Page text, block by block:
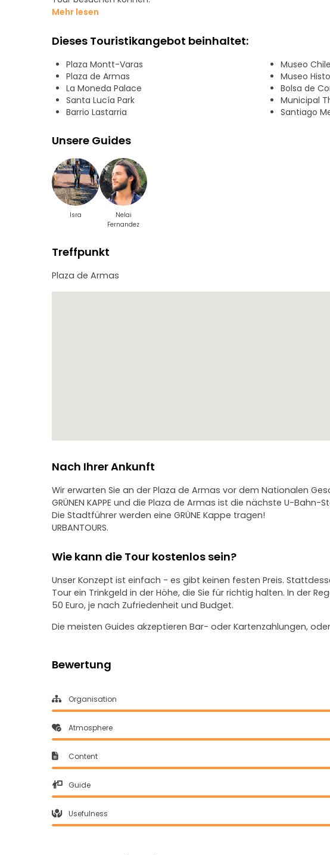
Mehr lesen
Dieses Touristikangebot beinhaltet:
Plaza Montt-Varas
Museo
Plaza de Armas
Museo
La Moneda Palace
Bolsa de
Santa Lucía Park
Municipal
Barrio Lastarria
Santiago
Unsere Guides
Isra
Nelai
Fernandez
Treffpunkt
Plaza de Armas
Nach Ihrer Ankunft
Wir erwarten Sie an der Plaza de Armas vor dem Nationalen
GRÜNEN KAPPE und die Plaza de Armas ist die nächste U-
Die Stadtführer werden eine GRÜNE Kappe tragen!
URBANTOURS.
Wie kann die Tour kostenlos sein?
Unser Konzept ist einfach - es gibt keinen festen Preis.
Tour ein Trinkgeld in der Höhe, die Sie für richtig halten. In der
50 Euro, je nach Zufriedenheit und Budget.
Die meisten Guides akzeptieren Bar- oder Kartenzahlungen,
Bewertung
Organisation
Atmosphere
Content
Guide
Usefulness